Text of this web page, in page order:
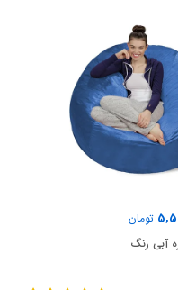
تومان
آبی رنگ